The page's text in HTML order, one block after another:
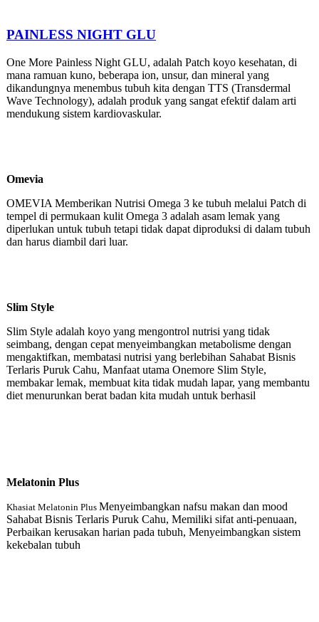
PAINLESS NIGHT GLU
One More Painless Night GLU, adalah Patch koyo kesehatan, di
mana ramuan kuno, beberapa ion, unsur, dan mineral yang
dikandungnya menembus tubuh kita dengan TTS (Transdermal
Wave Technology), adalah produk yang sangat efektif dalam arti
mendukung sistem kardiovaskular.
Omevia
OMEVIA Memberikan Nutrisi Omega 3 ke tubuh melalui Patch di
tempel di permukaan kulit Omega 3 adalah asam lemak yang
diperlukan untuk tubuh tetapi tidak dapat diproduksi di dalam tubuh
dan harus diambil dari luar.
Slim Style
Slim Style adalah koyo yang mengontrol nutrisi yang tidak
seimbang, dengan cepat menyeimbangkan metabolisme dengan
mengaktifkan, membatasi nutrisi yang berlebihan Sahabat Bisnis
Terlaris Puruk Cahu, Manfaat utama Onemore Slim Style,
membakar lemak, membuat kita tidak mudah lapar, yang membantu
diet menurunkan berat badan kita mudah untuk berhasil
Melatonin Plus
Khasiat Melatonin Plus Menyeimbangkan nafsu makan dan mood
Sahabat Bisnis Terlaris Puruk Cahu, Memiliki sifat anti-penuaan,
Perbaikan kerusakan harian pada tubuh, Menyeimbangkan sistem
kekebalan tubuh